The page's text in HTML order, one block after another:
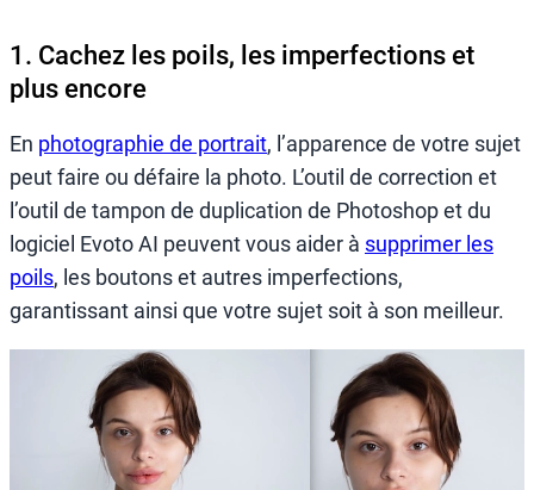
1. Cachez les poils, les imperfections et
plus encore
En photographie de portrait, l’apparence de votre sujet
peut faire ou défaire la photo. L’outil de correction et
l’outil de tampon de duplication de Photoshop et du
logiciel Evoto AI peuvent vous aider à supprimer les
poils, les boutons et autres imperfections,
garantissant ainsi que votre sujet soit à son meilleur.